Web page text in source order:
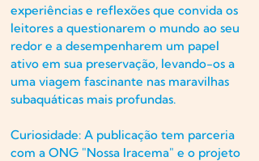
experiências e reflexões que convida os
leitores a questionarem o mundo ao seu
redor e a desempenharem um papel
ativo em sua preservação, levando-os a
uma viagem fascinante nas maravilhas
subaquáticas mais profundas.
Curiosidade: A publicação tem parceria
com a ONG "Nossa Iracema" e o projeto